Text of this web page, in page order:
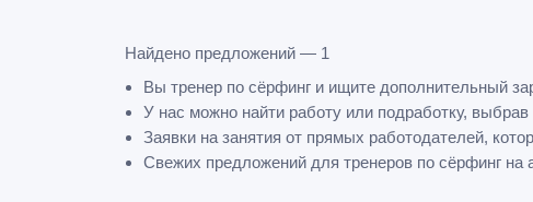
Найдено предложений — 1
Вы тренер по сёрфинг и ищите дополнительный
У нас можно найти работу или подработку,
Заявки на занятия от прямых работодателей,
Свежих предложений для тренеров по сёрфинг на